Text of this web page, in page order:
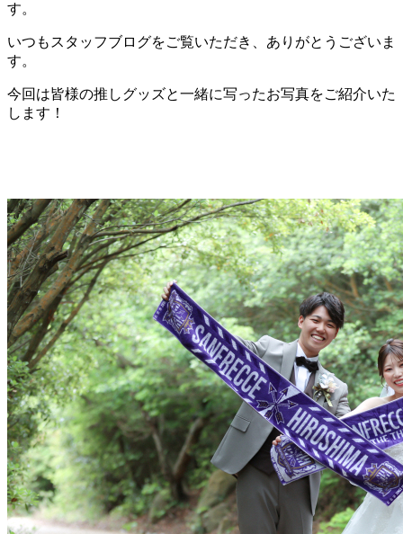
す。
いつもスタッフブログをご覧いただき、ありがとうございま
す。
今回は皆様の推しグッズと一緒に写ったお写真をご紹介いた
します！